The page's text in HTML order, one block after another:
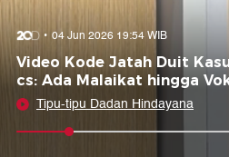
04 Jun 2026 19:54 WIB
Video Kode Jatah Duit
cs: Ada Malaikat hingga
Tipu-tipu Dadan Hindayana